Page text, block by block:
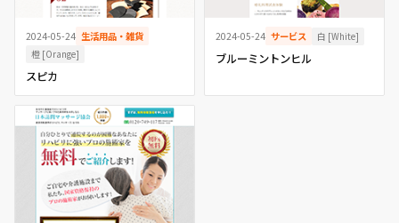
2024-05-24 生活用品・雑貨
橙 [Orange]
スピカ
2024-05-24 サービス 白 [White]
ブルーミントンヒル